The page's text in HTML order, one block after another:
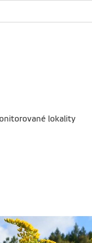
lokality